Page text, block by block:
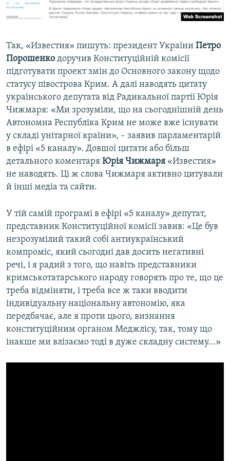
Так, «Известия» пишуть: президент України Петро
Порошенко доручив Конституційній комісії
підготувати проект змін до Основного закону щодо
статусу півострова Крим. А далі наводять цитату
українського депутата від Радикальної партії Юрія
Чижмаря: «Ми зрозуміли, що на сьогоднішній день
Автономна Республіка Крим не може вже існувати
у складі унітарної країни», – заявив парламентарій
в ефірі «5 каналу». Довшої цитати або більш
детального коментаря Юрія Чижмаря «Известия»
не наводять. Ці ж слова Чижмаря активно цитували
й інші медіа та сайти.
У тій самій програмі в ефірі «5 каналу» депутат,
представник Конституційної комісії завив: «Це був
незрозумілий такий собі антиукраїнський
компроміс, який сьогодні дав досить негативні
речі, і я радий з того, що навіть представники
кримськотатарського народу говорять про те, що це
треба відміняти, і треба все ж таки вводити
індивідуальну національну автономію, яка
передбачає, але я проти цього, визнання
конституційним органом Меджлісу, так, тому що
інакше ми влізаємо тоді в дуже складну систему...»